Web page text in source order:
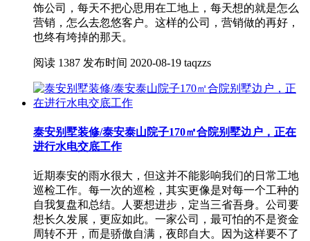
饰公司，每天不把心思用在工地上，每天想的就是怎么
营销，怎么去忽悠客户。这样的公司，营销做的再好，
也终有垮掉的那天。
阅读 1387 发布时间 2020-08-19 taqzzs
泰安别墅装修/泰安泰山院子170㎡合院别墅边户，正在
进行水电交底工作
近期泰安的雨水很大，但这并不能影响我们的日常工地
巡检工作。每一次的巡检，其实更像是对每一个工种的
自我复盘和总结。人要想进步，定当三省吾身。公司要
想长久发展，更应如此。一家公司，最可怕的不是资金
周转不开，而是骄傲自满，夜郎自大。因为这样要不了